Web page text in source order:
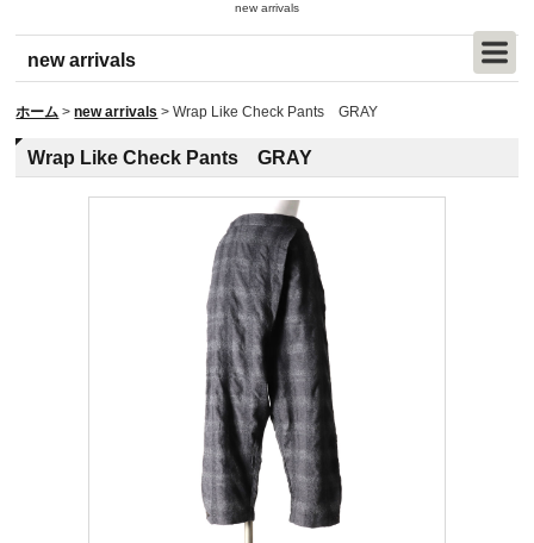
new arrivals
new arrivals
ホーム > new arrivals > Wrap Like Check Pants GRAY
Wrap Like Check Pants GRAY